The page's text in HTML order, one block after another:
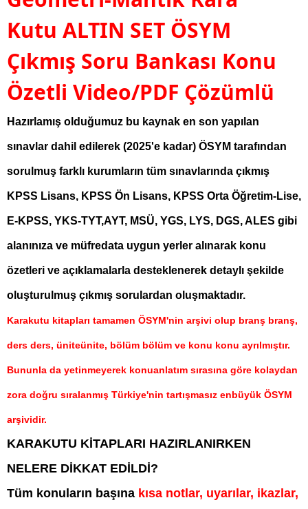
Kutu ALTIN SET ÖSYM
Çıkmış Soru Bankası Konu
Özetli Video/PDF Çözümlü
Hazırlamış olduğumuz bu kaynak en son yapılan
sınavlar dahil edilerek (2025'e kadar) ÖSYM tarafından
sorulmuş farklı kurumların tüm sınavlarında çıkmış
KPSS Lisans, KPSS Ön Lisans, KPSS Orta Öğretim-Lise,
E-KPSS, YKS-TYT,AYT, MSÜ, YGS, LYS, DGS, ALES gibi
alanınıza ve müfredata uygun yerler alınarak konu
özetleri ve açıklamalarla desteklenerek detaylı şekilde
oluşturulmuş çıkmış sorulardan oluşmaktadır.
Karakutu kitapları tamamen ÖSYM'nin arşivi olup branş branş,
ders ders, üniteünite, bölüm bölüm ve konu konu ayrılmıştır.
Bununla da yetinmeyerek konuanlatım sırasına göre kolaydan
zora doğru sıralanmış Türkiye'nin tartışmasız enbüyük ÖSYM
arşividir.
KARAKUTU KİTAPLARI HAZIRLANIRKEN
NELERE DİKKAT EDİLDİ?
Tüm konuların başına kısa notlar, uyarılar, ikazlar,